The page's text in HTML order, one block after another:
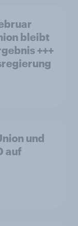
bleibt
+++
und
auf